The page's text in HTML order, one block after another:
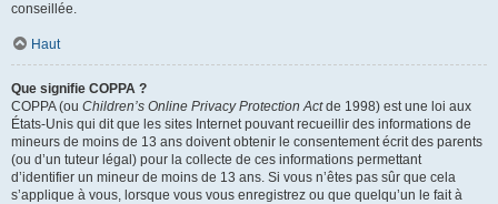
conseillée.
Haut
Que signifie COPPA ?
COPPA (ou Children’s Online Privacy Protection Actde 1998) est une loi aux
États-Unis qui dit que les sites Internet pouvant recueillir des informations de
mineurs de moins de 13 ans doivent obtenir le consentement écrit des parents
(ou d’un tuteur légal) pour la collecte de ces informations permettant
d’identifier un mineur de moins de 13 ans. Si vous n’êtes pas sûr que cela
s’applique à vous, lorsque vous vous enregistrez ou que quelqu’un le fait à